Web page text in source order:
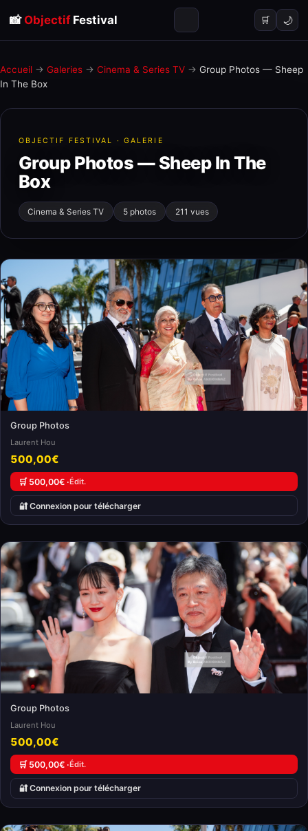
📸 ObjectifFestival 🛒 🌙
Accueil → Galeries → Cinema & Series TV → Group Photos — Sheep
In The Box
OBJECTIF FESTIVAL · GALERIE
Group Photos — Sheep In The
Box
Cinema & Series TV 5 photos 211 vues
Group Photos
Laurent Hou
500,00€
🛒 500,00€ ·Édit.
🔐 Connexion pour télécharger
Group Photos
Laurent Hou
500,00€
🛒 500,00€ ·Édit.
🔐 Connexion pour télécharger